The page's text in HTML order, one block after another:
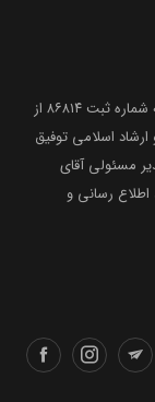
اسلامی توفیق
و مدیر مسئولی آقای
رسانی و